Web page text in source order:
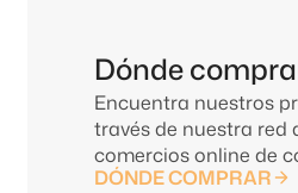
Encuentra nuestros
través de nuestra red
comercios online de
Dónde
DÓNDE COMPRAR